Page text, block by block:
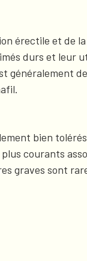
érectile et de
durs et leur
généralement
bien
courants
graves sont